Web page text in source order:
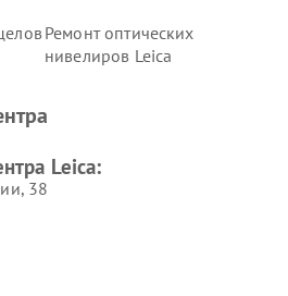
Ремонт оптических
нивелиров Leica
Leica:
38